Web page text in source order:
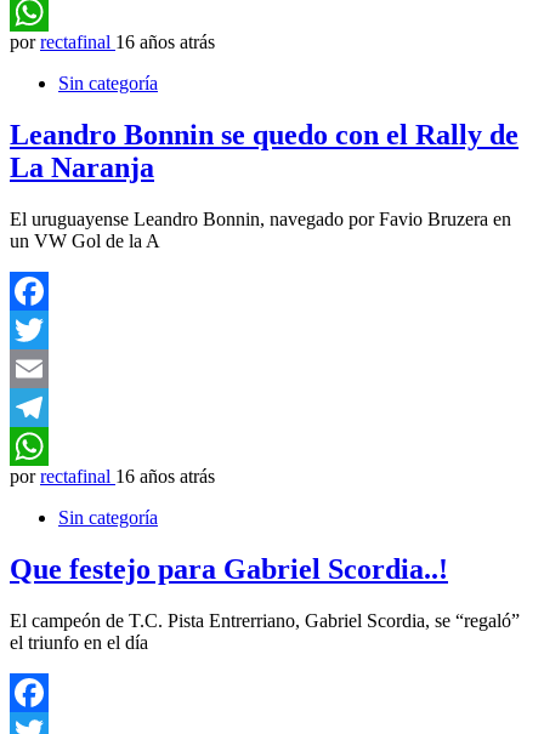
Telegram
WhatsApp
por rectafinal 16 años atrás
Sin categoría
Leandro Bonnin se quedo con el Rally de
La Naranja
El uruguayense Leandro Bonnin, navegado por Favio Bruzera en
un VW Gol de la A
Facebook
Twitter
Email
Telegram
WhatsApp
por rectafinal 16 años atrás
Sin categoría
Que festejo para Gabriel Scordia..!
El campeón de T.C. Pista Entrerriano, Gabriel Scordia, se “regaló”
el triunfo en el día